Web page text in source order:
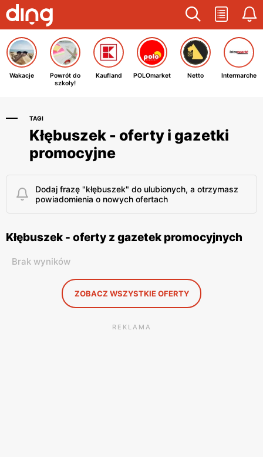
Wakacje
Powrót do
szkoły!
Kaufland POLOmarket Netto Intermarche
TAGI
Kłębuszek - oferty i gazetki
promocyjne
Dodaj frazę "kłębuszek" do ulubionych, a otrzymasz
powiadomienia o nowych ofertach
Kłębuszek - oferty z gazetek promocyjnych
Brak wyników
ZOBACZ WSZYSTKIE OFERTY
REKLAMA